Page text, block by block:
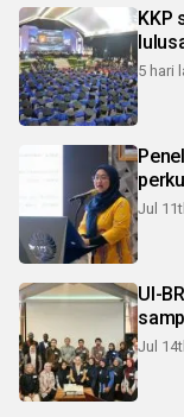
KKP
5 hari
Jul
UI-
Jul